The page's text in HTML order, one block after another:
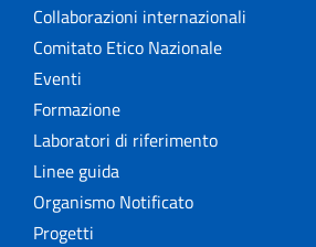
Collaborazioni internazionali
Comitato Etico Nazionale
Eventi
Formazione
Laboratori di riferimento
Linee guida
Organismo Notificato
Progetti